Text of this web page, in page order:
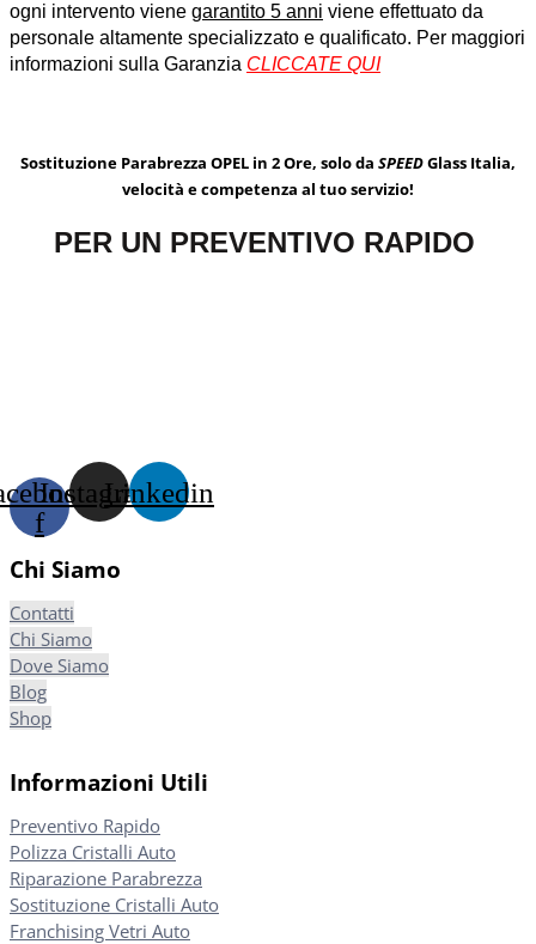
ogni intervento viene garantito 5 anni viene effettuato da
personale altamente specializzato e qualificato. Per maggiori
informazioni sulla Garanzia CLICCATE QUI
Sostituzione Parabrezza OPEL in 2 Ore, solo da SPEEDGlass Italia,
velocità e competenza al tuo servizio!
PER UN PREVENTIVO RAPIDO
f
InstagramLinkedin
Chi Siamo
Contatti
Chi Siamo
Dove Siamo
Blog
Shop
Informazioni Utili
Preventivo Rapido
Polizza Cristalli Auto
Riparazione Parabrezza
Sostituzione Cristalli Auto
Franchising Vetri Auto